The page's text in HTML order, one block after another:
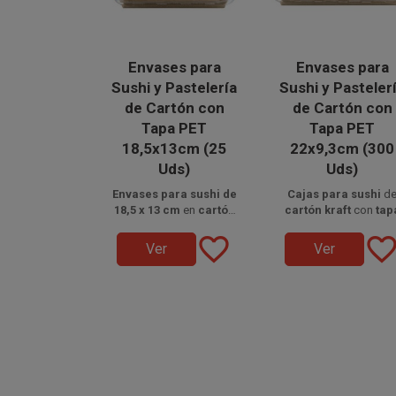
Envases para
Sushi y Pastelería
de Cartón con
Tapa PET
18,5x13cm (25
Uds)
Envases para sushi de
18,5 x 13 cm en cartón
transparente
, altura 4,2
cm, ideales para comida
paquetes de 25 unidades.
Ver favorite_border
Envases para
Sushi y
de Cartón con
Tapa PET
22x9,3cm (300
Uds)
Cajas para sushi de
cartón kraftcon
, base 19,6 x 6,6 cm
4,2 cm
, perfectas
cajas de 300 unidades,
distribuidas en 12
Ver favorite_border